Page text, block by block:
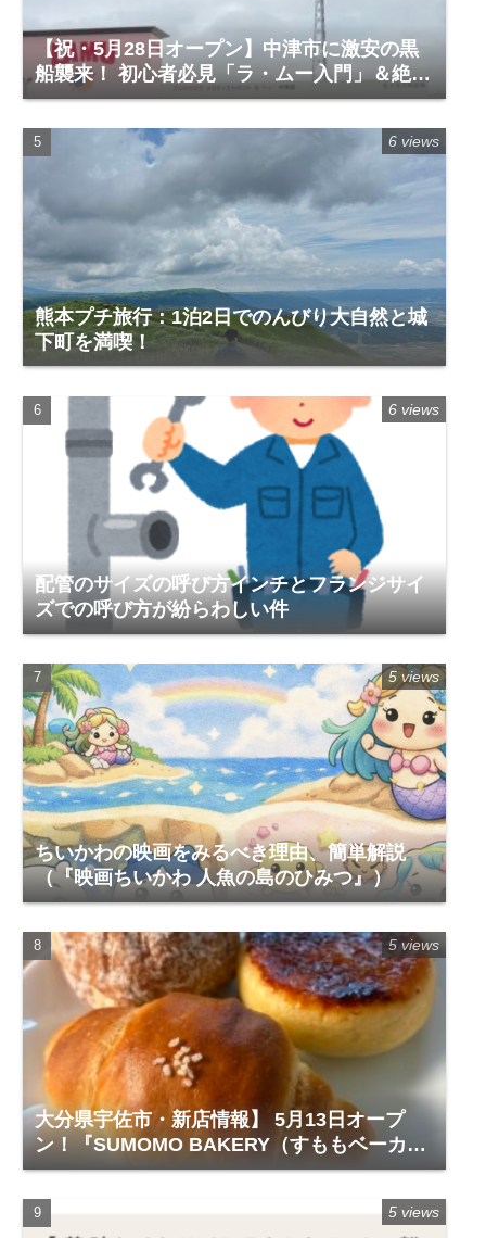
【祝・5月28日オープン】中津市に激安の黒
船襲来！ 初心者必見「ラ・ムー入門」＆絶対
に買うべき神商品
熊本プチ旅行：1泊2日でのんびり大自然と城
下町を満喫！
6 views
配管のサイズの呼び方インチとフランジサイ
ズでの呼び方が紛らわしい件
6 views
ちいかわの映画をみるべき理由、簡単解説
（『映画ちいかわ 人魚の島のひみつ』）
5 views
大分県宇佐市・新店情報】 5月13日オープ
ン！『SUMOMO BAKERY（すももベーカリ
ー）』レビュー
5 views
5 views